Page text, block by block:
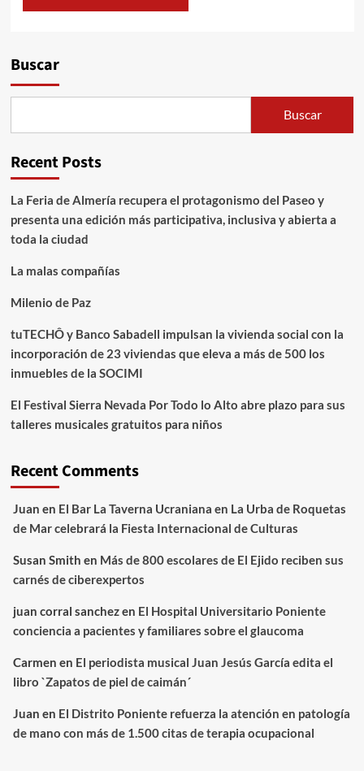
Buscar
Buscar
Recent Posts
La Feria de Almería recupera el protagonismo del Paseo y
presenta una edición más participativa, inclusiva y abierta a
toda la ciudad
La malas compañías
Milenio de Paz
tuTECHÔ y Banco Sabadell impulsan la vivienda social con la
incorporación de 23 viviendas que eleva a más de 500 los
inmuebles de la SOCIMI
El Festival Sierra Nevada Por Todo lo Alto abre plazo para sus
talleres musicales gratuitos para niños
Recent Comments
Juan en El Bar La Taverna Ucraniana en La Urba de Roquetas
de Mar celebrará la Fiesta Internacional de Culturas
Susan Smith en Más de 800 escolares de El Ejido reciben sus
carnés de ciberexpertos
juan corral sanchezen El Hospital Universitario Poniente
conciencia a pacientes y familiares sobre el glaucoma
Carmen en El periodista musical Juan Jesús García edita el
libro `Zapatos de piel de caimán´
Juan en El Distrito Poniente refuerza la atención en patología
de mano con más de 1.500 citas de terapia ocupacional